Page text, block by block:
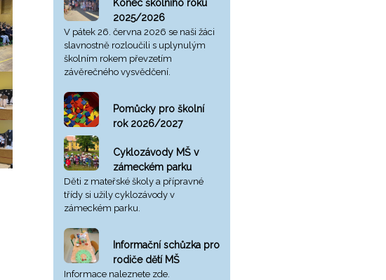
Konec školního roku
2025/2026
V pátek 26. června 2026 se naši žáci
slavnostně rozloučili s uplynulým
školním rokem převzetím
závěrečného vysvědčení.
Pomůcky pro školní
rok 2026/2027
Cyklozávody MŠ v
zámeckém parku
Děti z mateřské školy a přípravné
třídy si užily cyklozávody v
zámeckém parku.
Informační schůzka pro
rodiče dětí MŠ
Informace naleznete zde.